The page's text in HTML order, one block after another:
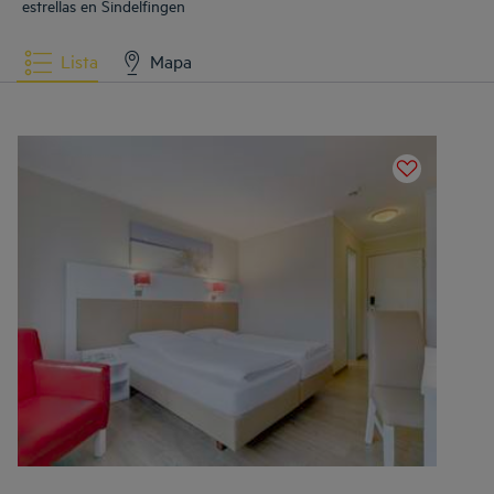
estrellas en Sindelfingen
Lista Mapa